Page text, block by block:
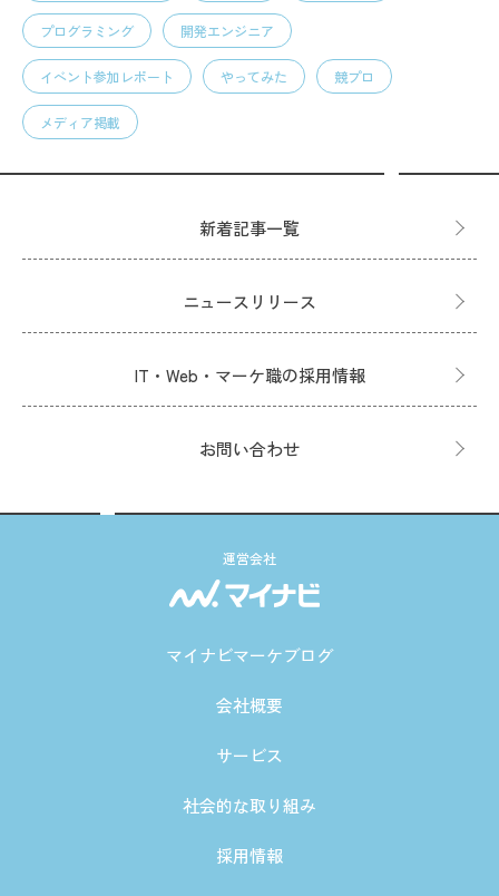
プログラミング 開発エンジニア
イベント参加レポート やってみた 競プロ
メディア掲載
新着記事一覧
ニュースリリース
IT・Web・マーケ職の採用情報
お問い合わせ
運営会社
マイナビマーケブログ
会社概要
サービス
社会的な取り組み
採用情報